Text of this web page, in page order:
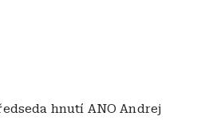
hnutí ANO Andrej